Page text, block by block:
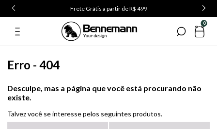
Frete Grátis a partir de R$ 499
0
Erro - 404
Desculpe, mas a página que você está procurando não
existe.
Talvez você se interesse pelos seguintes produtos.